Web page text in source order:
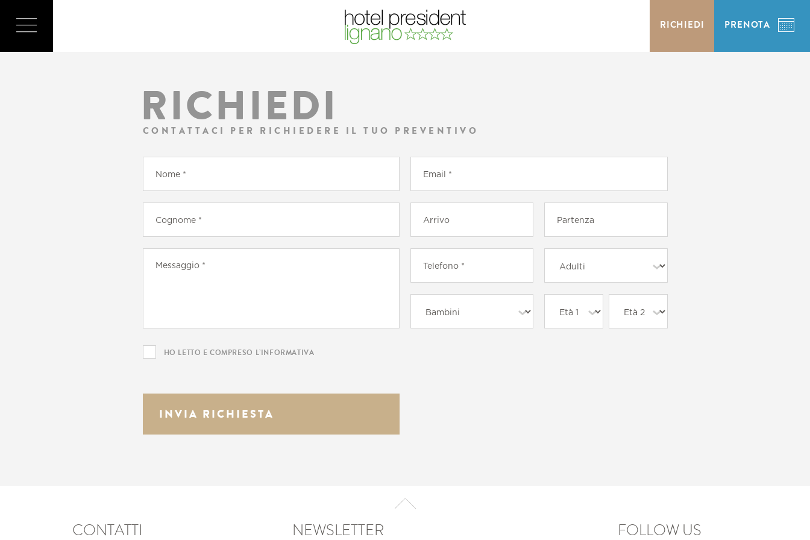
RICHIEDI PRENOTA
RICHIEDI
CONTATTACI PER RICHIEDERE IL TUO PREVENTIVO
HO LETTO E COMPRESO L’INFORMATIVA
CONTATTI NEWSLETTER FOLLOW US